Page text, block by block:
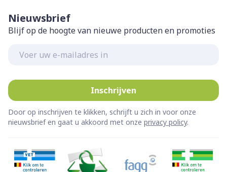
Nieuwsbrief
Blijf op de hoogte van nieuwe producten en promoties
Inschrijven
Door op inschrijven te klikken, schrijft u zich in voor onze
nieuwsbrief en gaat u akkoord met onze privacy policy.